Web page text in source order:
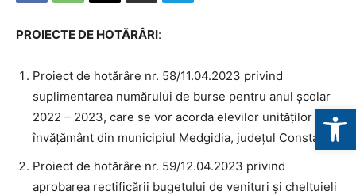
PROIECTE DE HOTĂRÂRI:
Proiect de hotărâre nr. 58/11.04.2023 privind
suplimentarea numărului de burse pentru anul școlar
2022 – 2023, care se vor acorda elevilor unităților de
învățământ din municipiul Medgidia, județul Constanța.
Proiect de hotărâre nr. 59/12.04.2023 privind
aprobarea rectificării bugetului de venituri și cheltuieli